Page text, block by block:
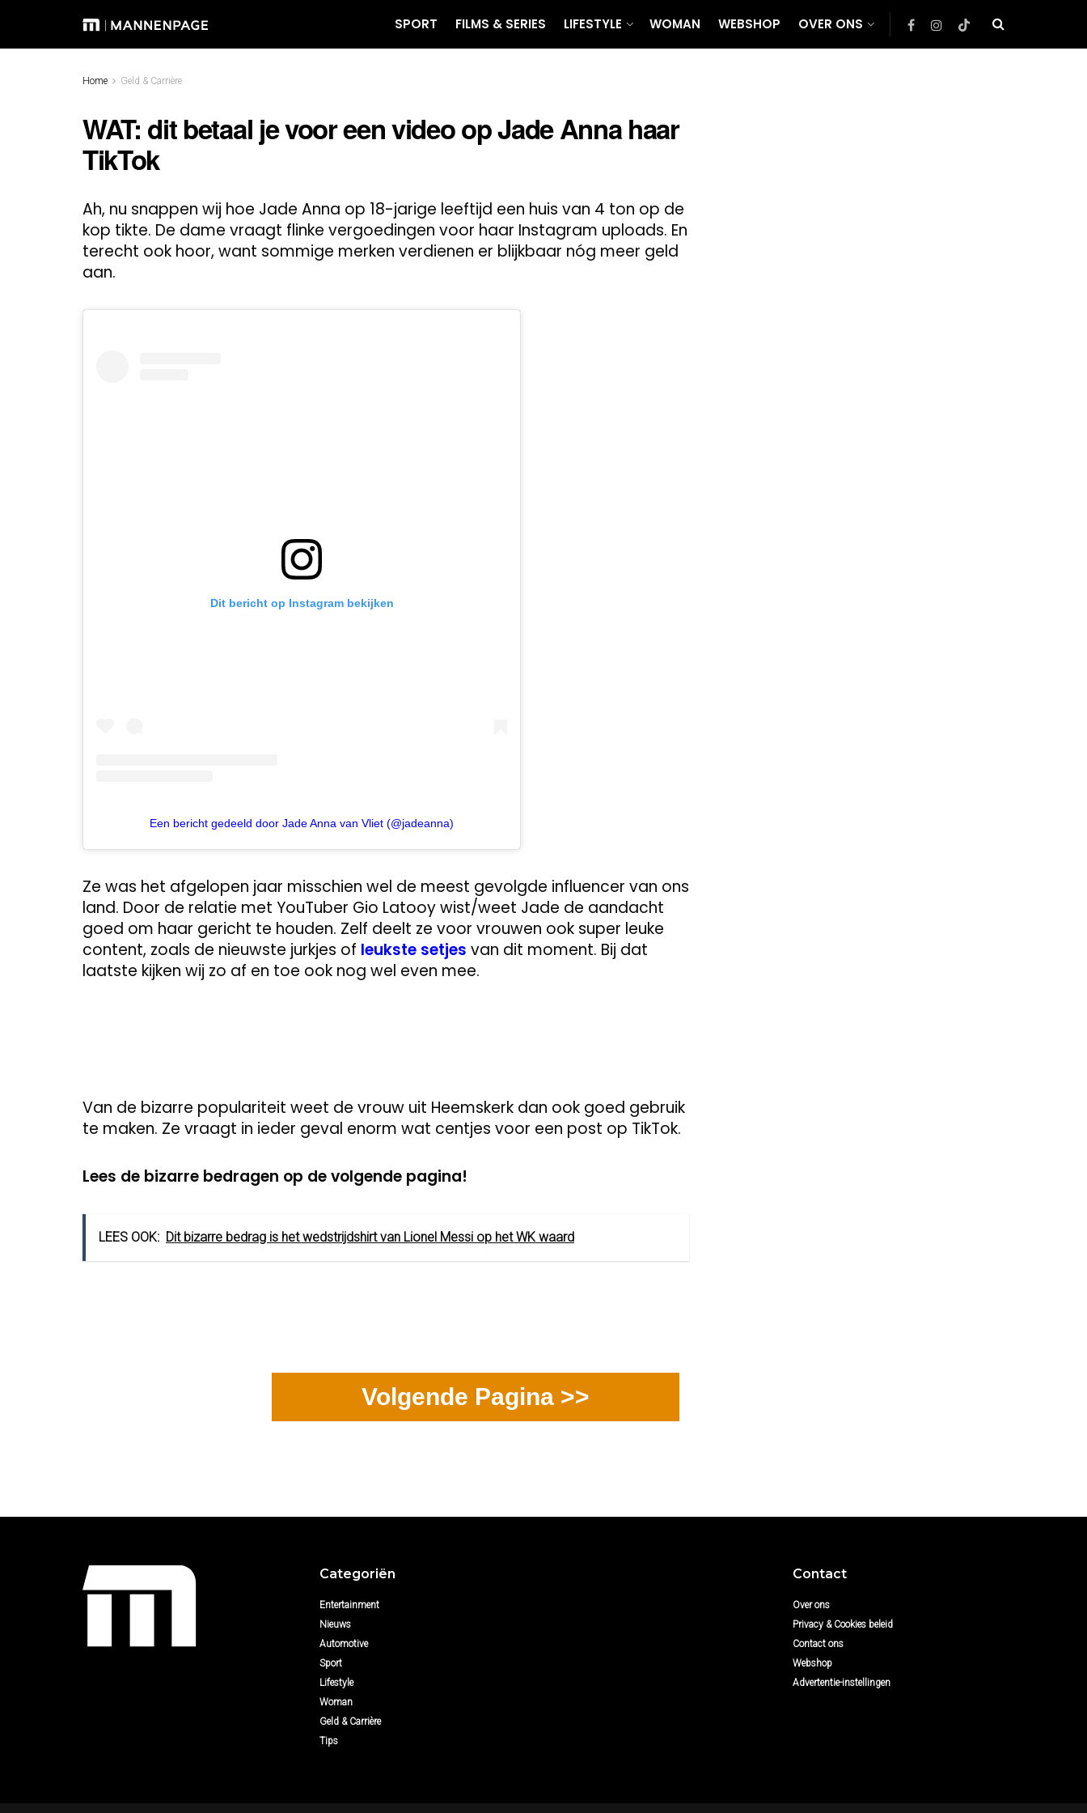
SPORT FILMS & SERIES LIFESTYLE WOMAN WEBSHOP OVER ONS
Home Geld & Carrière
WAT: dit betaal je voor een video op Jade Anna haar
TikTok
Ah, nu snappen wij hoe Jade Anna op 18-jarige leeftijd een huis van 4 ton op de
kop tikte. De dame vraagt flinke vergoedingen voor haar Instagram uploads. En
terecht ook hoor, want sommige merken verdienen er blijkbaar nóg meer geld
aan.
Dit bericht op Instagram bekijken
Een bericht gedeeld door Jade Anna van Vliet (@jadeanna)
Ze was het afgelopen jaar misschien wel de meest gevolgde influencer van ons
land. Door de relatie met YouTuber Gio Latooy wist/weet Jade de aandacht
goed om haar gericht te houden. Zelf deelt ze voor vrouwen ook super leuke
content, zoals de nieuwste jurkjes of leukste setjes van dit moment. Bij dat
laatste kijken wij zo af en toe ook nog wel even mee.
Van de bizarre populariteit weet de vrouw uit Heemskerk dan ook goed gebruik
te maken. Ze vraagt in ieder geval enorm wat centjes voor een post op TikTok.
Lees de bizarre bedragen op de volgende pagina!
LEES OOK: Dit bizarre bedrag is het wedstrijdshirt van Lionel Messi op het WK waard
Volgende Pagina >>
Categoriën
Entertainment
Nieuws
Automotive
Sport
Lifestyle
Woman
Geld & Carrière
Tips
Contact
Over ons
Privacy & Cookies beleid
Contact ons
Webshop
Advertentie-instellingen